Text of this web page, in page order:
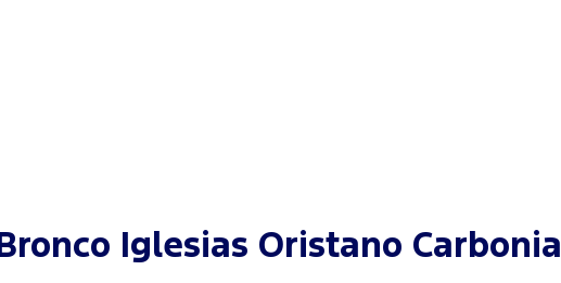
Bronco Iglesias Oristano Carbonia